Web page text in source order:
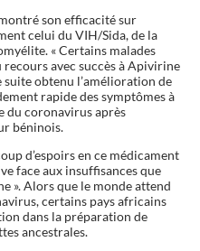
son efficacité sur
celui du VIH/Sida, de la
« Certains malades
avec succès à Apivirine
obtenu l’amélioration de
rapide des symptômes à
du coronavirus après
béninois.
d’espoirs en ce médicament
face aux insuffisances que
». Alors que le monde attend
certains pays africains
dans la préparation de
ancestrales.